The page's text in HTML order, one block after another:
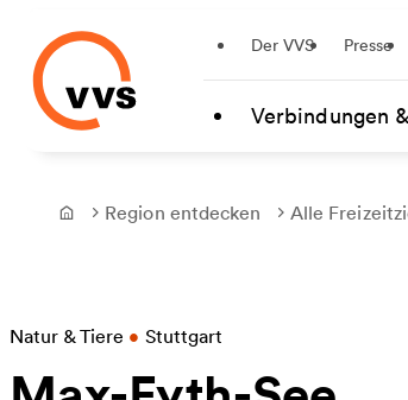
Zum Hauptinhalt springen
Der VVS Presse
Verbindungen
Frontpage
Region entdecken Alle
Natur & Tiere • Stuttgart